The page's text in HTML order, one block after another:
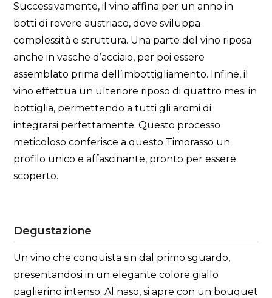
Successivamente, il vino affina per un anno in
botti di rovere austriaco, dove sviluppa
complessità e struttura. Una parte del vino riposa
anche in vasche d’acciaio, per poi essere
assemblato prima dell’imbottigliamento. Infine, il
vino effettua un ulteriore riposo di quattro mesi in
bottiglia, permettendo a tutti gli aromi di
integrarsi perfettamente. Questo processo
meticoloso conferisce a questo Timorasso un
profilo unico e affascinante, pronto per essere
scoperto.
Degustazione
Un vino che conquista sin dal primo sguardo,
presentandosi in un elegante colore giallo
paglierino intenso. Al naso, si apre con un bouquet